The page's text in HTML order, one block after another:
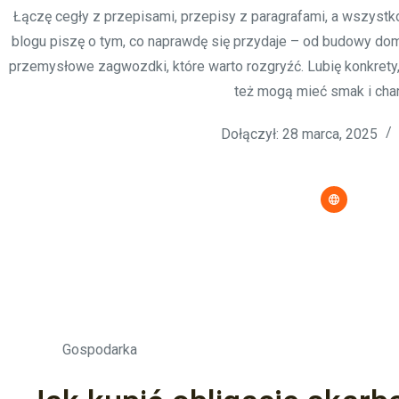
Łączę cegły z przepisami, przepisy z paragrafami, a
blogu piszę o tym, co naprawdę się przydaje – od budowy
przemysłowe zagwozdki, które warto rozgryźć. Lubię
też mogą mieć smak i
Dołączył: 28 marca, 2025
Gospodarka